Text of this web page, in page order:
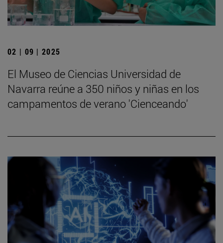
02 | 09 | 2025
El Museo de Ciencias Universidad de
Navarra reúne a 350 niños y niñas en los
campamentos de verano 'Cienceando'